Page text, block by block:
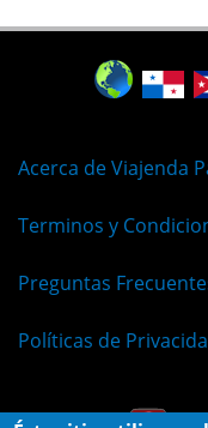
Acerca de Viajenda
Terminos y
Preguntas
Políticas de